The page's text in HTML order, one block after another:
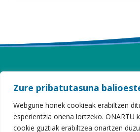
Zure pribatutasuna
Webgune honek cookieak erabiltzen
esperientzia onena lortzeko. ONARTU
cookie guztiak erabiltzea onartzen
ITURZAETA HERRI
Sahatsaga, 16 · 20808
Tel 943 899 173